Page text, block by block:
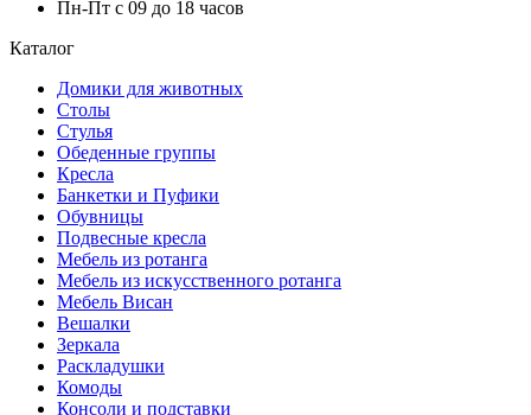
Пн-Пт с 09 до 18 часов
Каталог
Домики для животных
Столы
Стулья
Обеденные группы
Кресла
Банкетки и Пуфики
Обувницы
Подвесные кресла
Мебель из ротанга
Мебель из искусственного ротанга
Мебель Висан
Вешалки
Зеркала
Раскладушки
Комоды
Консоли и подставки